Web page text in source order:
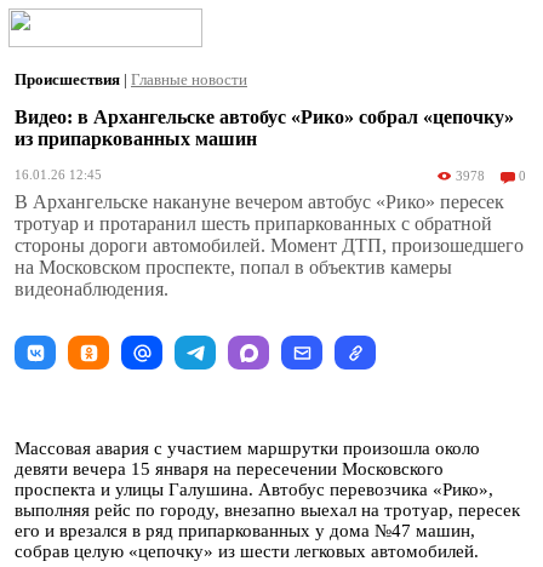
Происшествия | Главные новости
Видео: в Архангельске автобус «Рико» собрал «цепочку»
из припаркованных машин
16.01.26 12:45 3978 0
В Архангельске накануне вечером автобус «Рико» пересек
тротуар и протаранил шесть припаркованных с обратной
стороны дороги автомобилей. Момент ДТП, произошедшего
на Московском проспекте, попал в объектив камеры
видеонаблюдения.
Массовая авария с участием маршрутки произошла около
девяти вечера 15 января на пересечении Московского
проспекта и улицы Галушина. Автобус перевозчика «Рико»,
выполняя рейс по городу, внезапно выехал на тротуар, пересек
его и врезался в ряд припаркованных у дома №47 машин,
собрав целую «цепочку» из шести легковых автомобилей.